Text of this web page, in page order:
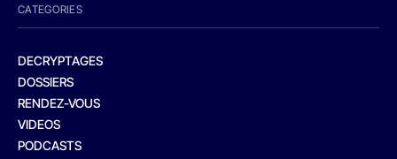
CATEGORIES
DECRYPTAGES
DOSSIERS
RENDEZ-VOUS
VIDEOS
PODCASTS